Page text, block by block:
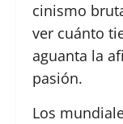
cinismo
ver cuánto
aguanta la
pasión.
Los